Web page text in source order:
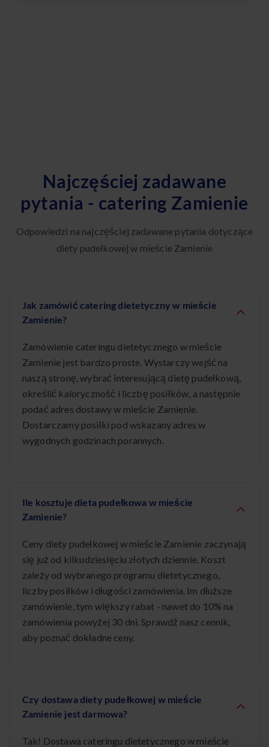
Najczęściej zadawane
pytania - catering Zamienie
Odpowiedzi na najczęściej zadawane pytania dotyczące
diety pudełkowej w mieście Zamienie
Jak zamówić catering dietetyczny w mieście
Zamienie?
Zamówienie cateringu dietetycznego w mieście
Zamienie jest bardzo proste. Wystarczy wejść na
naszą stronę, wybrać interesującą dietę pudełkową,
określić kaloryczność i liczbę posiłków, a następnie
podać adres dostawy w mieście Zamienie.
Dostarczamy posiłki pod wskazany adres w
wygodnych godzinach porannych.
Ile kosztuje dieta pudełkowa w mieście
Zamienie?
Ceny diety pudełkowej w mieście Zamienie zaczynają
się już od kilkudziesięciu złotych dziennie. Koszt
zależy od wybranego programu dietetycznego,
liczby posiłków i długości zamówienia. Im dłuższe
zamówienie, tym większy rabat - nawet do 10% na
zamówienia powyżej 30 dni. Sprawdź nasz cennik,
aby poznać dokładne ceny.
Czy dostawa diety pudełkowej w mieście
Zamienie jest darmowa?
Tak! Dostawa cateringu dietetycznego w mieście